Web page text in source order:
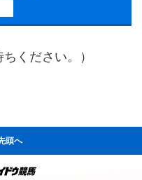
ください。）
頭へ